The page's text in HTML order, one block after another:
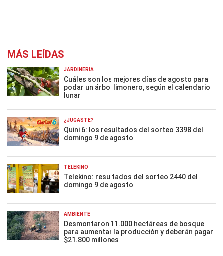
MÁS LEÍDAS
JARDINERÍA
Cuáles son los mejores días de agosto para
podar un árbol limonero, según el calendario
lunar
¿JUGASTE?
Quini 6: los resultados del sorteo 3398 del
domingo 9 de agosto
TELEKINO
Telekino: resultados del sorteo 2440 del
domingo 9 de agosto
AMBIENTE
Desmontaron 11.000 hectáreas de bosque
para aumentar la producción y deberán pagar
$21.800 millones